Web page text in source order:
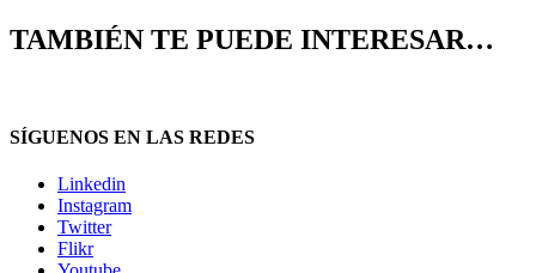
TAMBIÉN TE PUEDE INTERESAR…
SÍGUENOS EN LAS REDES
Linkedin
Instagram
Twitter
Flikr